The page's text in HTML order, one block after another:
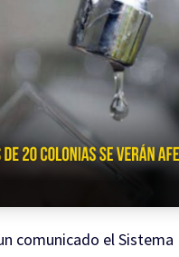
comunicado el